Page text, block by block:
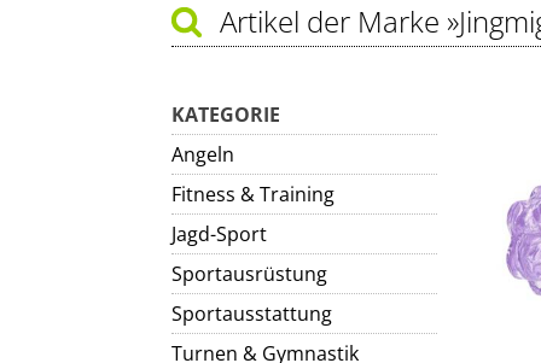
Artikel der Marke
KATEGORIE
Angeln
Fitness & Training
Jagd-Sport
Sportausrüstung
Sportausstattung
Turnen & Gymnastik